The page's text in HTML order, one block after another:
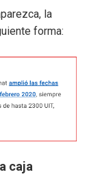
la
forma:
caja